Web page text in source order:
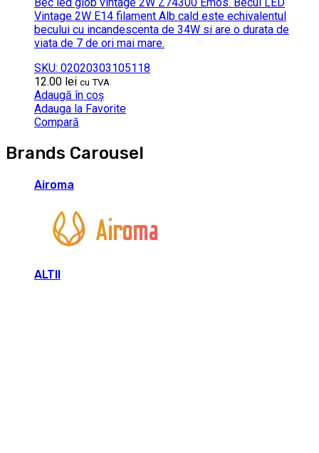
Vintage 2W E14 filament Alb cald este echivalentul
becului cu incandescenta de 34W si are o durata de
viata de 7 de ori mai mare.
SKU: 02020303105118
12.00 lei cu TVA
Adaugă în coș
Adauga la Favorite
Compară
Brands Carousel
Airoma
ALTII